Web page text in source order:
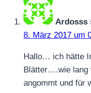
Ardosss
8. März 2017 um
Hallo… ich hätte
Blätter….wie lang
angommt und für